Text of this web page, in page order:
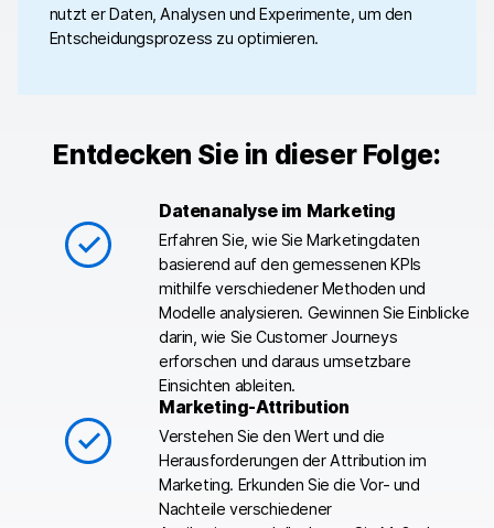
nutzt er Daten, Analysen und Experimente, um den
Entscheidungsprozess zu optimieren.
Entdecken Sie in dieser Folge:
Datenanalyse im Marketing
Erfahren Sie, wie Sie Marketingdaten
basierend auf den gemessenen KPIs
mithilfe verschiedener Methoden und
Modelle analysieren. Gewinnen Sie Einblicke
darin, wie Sie Customer Journeys
erforschen und daraus umsetzbare
Einsichten ableiten.
Marketing-Attribution
Verstehen Sie den Wert und die
Herausforderungen der Attribution im
Marketing. Erkunden Sie die Vor- und
Nachteile verschiedener